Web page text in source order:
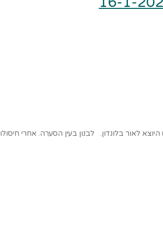
לאור בלונדון. לבנון בעין הסערה. אחרי חיסולו